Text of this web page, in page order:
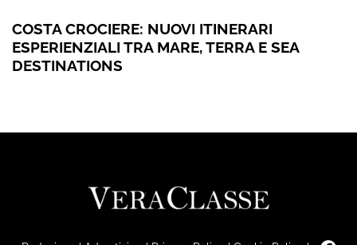
COSTA CROCIERE: NUOVI ITINERARI
ESPERIENZIALI TRA MARE, TERRA E SEA
DESTINATIONS